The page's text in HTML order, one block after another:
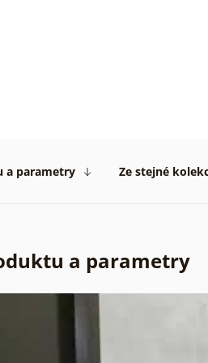
a parametry Ze stejné
a parametry